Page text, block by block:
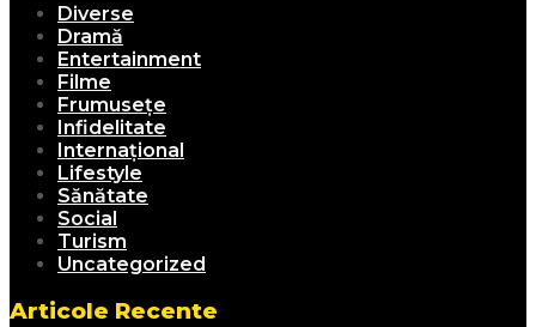
Diverse
Dramă
Entertainment
Filme
Frumusețe
Infidelitate
Internațional
Lifestyle
Sănătate
Social
Turism
Uncategorized
Articole Recente